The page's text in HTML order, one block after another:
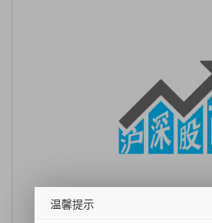
温馨提示